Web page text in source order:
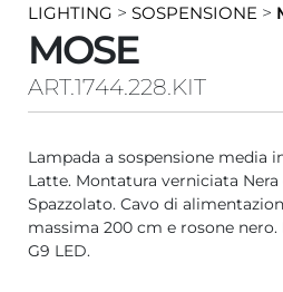
LIGHTING >SOSPENSIONE >
MOSE
ART.1744.228.KIT
Lampada a sospensione media
Latte. Montatura verniciata
Spazzolato. Cavo di
massima 200 cm e rosone
G9 LED.